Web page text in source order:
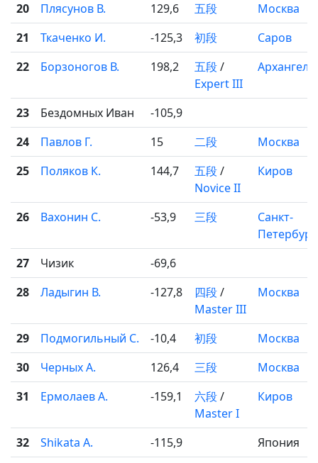
20 Плясунов В. 129,6 五段
Москва
21
Ткаченко И. -125,3 初段
Саров
22
Борзоногов В. 198,2 五段/
Expert III
23 Бездомных Иван
-105,9
24
Павлов Г. 15 二段
Москва
25
Поляков К. 144,7 五段/
Novice II
Киров
26 Вахонин С. -53,9 三段
Санкт-
Петербург
27
Чизик
-69,6
28
Ладыгин В. -127,8 四段/
Master III
Москва
29 Подмогильный С. -10,4 初段
Москва
30
Черных А. 126,4 三段
Москва
31
Ермолаев А. -159,1 六段/
Master I
Киров
32 Shikata A. -115,9
Япония